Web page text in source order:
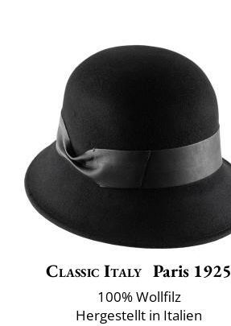
Classic Italy Paris 1925
100% Wollfilz
Hergestellt in Italien